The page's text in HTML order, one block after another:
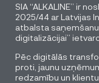
SIA “ALKALINE” ir
2025/44 ar Latvijas
atbalsta
digitalizācijai”
Pēc digitālās
proti, jaunu
redzamību un